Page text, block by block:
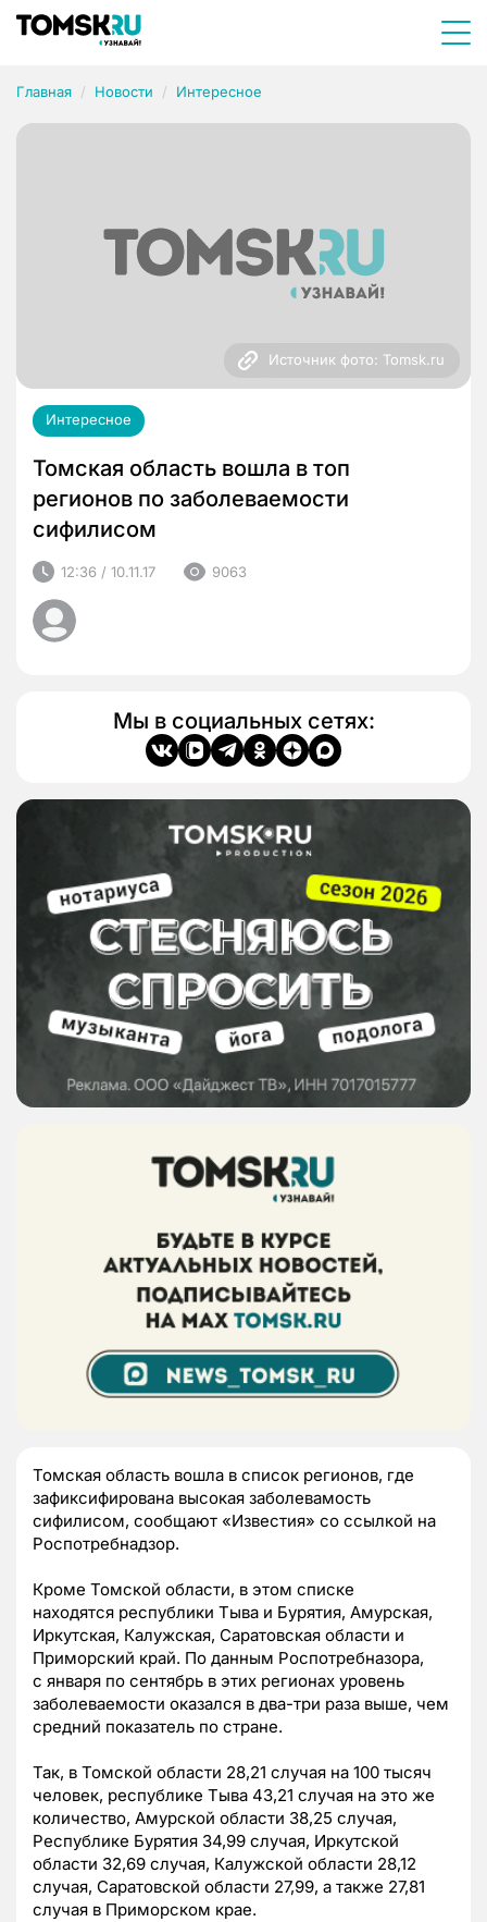
Главная Новости Интересное
Источник фото: Tomsk.ru
Интересное
Томская область вошла в топ
регионов по заболеваемости
сифилисом
12:36 / 10.11.17 9063
Мы в социальных сетях:
Томская область вошла в список регионов, где
зафиксифирована высокая заболевамость
сифилисом, сообщают «Известия» со ссылкой на
Роспотребнадзор.
Кроме Томской области, в этом списке
находятся республики Тыва и Бурятия, Амурская,
Иркутская, Калужская, Саратовская области и
Приморский край. По данным Роспотребназора,
с января по сентябрь в этих регионах уровень
заболеваемости оказался в два-три раза выше, чем
средний показатель по стране.
Так, в Томской области 28,21 случая на 100 тысяч
человек, республике Тыва 43,21 случая на это же
количество, Амурской области 38,25 случая,
Республике Бурятия 34,99 случая, Иркутской
области 32,69 случая, Калужской области 28,12
случая, Саратовской области 27,99, а также 27,81
случая в Приморском крае.